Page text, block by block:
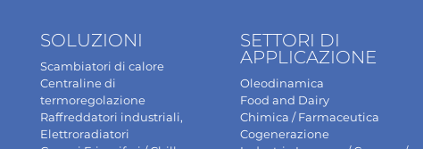
SOLUZIONI
Scambiatori di calore
Centraline di
termoregolazione
Raffreddatori industriali,
Elettroradiatori
SETTORI DI
APPLICAZIONE
Oleodinamica
Food and Dairy
Chimica / Farmaceutica
Cogenerazione